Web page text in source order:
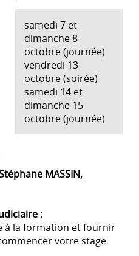
samedi 7 et
dimanche 8
octobre (journée)
vendredi 13
octobre (soirée)
samedi 14 et
dimanche 15
octobre (journée)
MASSIN,
:
à la formation et fournir
votre stage